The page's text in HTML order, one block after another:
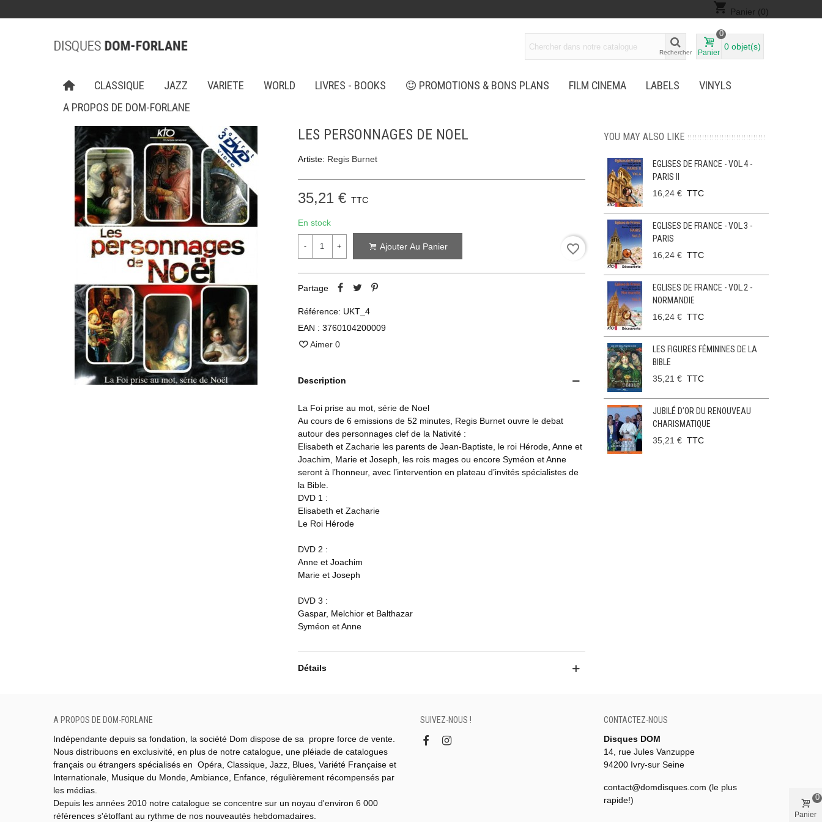
shopping_cart Panier (0)
Rechercher Panier
0
0 objet(s)
CLASSIQUE JAZZ VARIETE WORLD LIVRES - BOOKS PROMOTIONS & BONS PLANS FILM CINEMA LABELS
VINYLS
A PROPOS DE DOM-FORLANE
LES PERSONNAGES DE NOEL
Artiste: Regis Burnet
35,21 € TTC
En stock
- + Ajouter Au Panier favorite_border
Partage
Référence: UKT_4
EAN : 3760104200009
Aimer 0
Description
La Foi prise au mot, série de Noel
Au cours de 6 emissions de 52 minutes, Regis Burnet ouvre le debat
autour des personnages clef de la Nativité :
Elisabeth et Zacharie les parents de Jean-Baptiste, le roi Hérode, Anne et
Joachim, Marie et Joseph, les rois mages ou encore Syméon et Anne
seront à l’honneur, avec l’intervention en plateau d’invités spécialistes de
la Bible.
DVD 1 :
Elisabeth et Zacharie
Le Roi Hérode
DVD 2 :
Anne et Joachim
Marie et Joseph
DVD 3 :
Gaspar, Melchior et Balthazar
Syméon et Anne
Détails
YOU MAY ALSO LIKE
EGLISES DE FRANCE - VOL.4 -
PARIS II
16,24 € TTC
EGLISES DE FRANCE - VOL.3 -
PARIS
16,24 € TTC
EGLISES DE FRANCE - VOL.2 -
NORMANDIE
16,24 € TTC
LES FIGURES FÉMININES DE LA
BIBLE
35,21 € TTC
JUBILÉ D’OR DU RENOUVEAU
CHARISMATIQUE
35,21 € TTC
A PROPOS DE DOM-FORLANE
Indépendante depuis sa fondation, la société Dom dispose de sa propre force de vente.
Nous distribuons en exclusivité, en plus de notre catalogue, une pléiade de catalogues
français ou étrangers spécialisés en Opéra, Classique, Jazz, Blues, Variété Française et
Internationale, Musique du Monde, Ambiance, Enfance, régulièrement récompensés par
les médias.
Depuis les années 2010 notre catalogue se concentre sur un noyau d'environ 6 000
références s'étoffant au rythme de nos nouveautés hebdomadaires.
SUIVEZ-NOUS !
CONTACTEZ-NOUS
Disques DOM
14, rue Jules Vanzuppe
94200 Ivry-sur Seine
contact@domdisques.com (le plus
rapide!)
Panier
0